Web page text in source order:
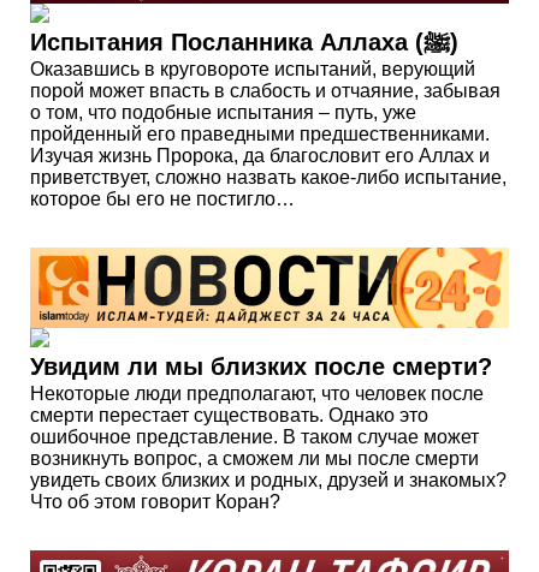
Испытания Посланника Аллаха (ﷺ)
Оказавшись в круговороте испытаний, верующий
порой может впасть в слабость и отчаяние, забывая
о том, что подобные испытания – путь, уже
пройденный его праведными предшественниками.
Изучая жизнь Пророка, да благословит его Аллах и
приветствует, сложно назвать какое-либо испытание,
которое бы его не постигло…
Увидим ли мы близких после смерти?
Некоторые люди предполагают, что человек после
смерти перестает существовать. Однако это
ошибочное представление. В таком случае может
возникнуть вопрос, а сможем ли мы после смерти
увидеть своих близких и родных, друзей и знакомых?
Что об этом говорит Коран?